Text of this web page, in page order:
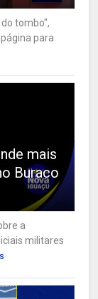
tombo",
para
mais
Buraco
a
militares